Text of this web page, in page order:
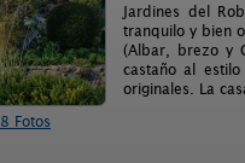
8 Fotos
Jardines del
tranquilo y bien
(Albar, brezo y
castaño al
originales. La